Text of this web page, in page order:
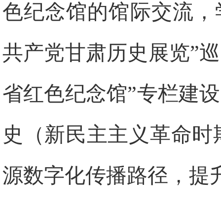
色纪念馆的馆际交流
共产党甘肃历史展览”
省红色纪念馆”专栏建
史（新民主主义革命
源数字化传播路径，提